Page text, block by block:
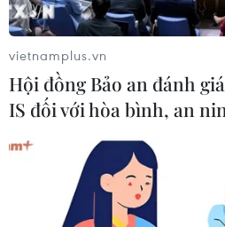
#Đắk Lắk #Lạng Sơn
#Mua
#Pháo nổ
#Cửa khẩu Quốc tế
Lạng Sơn
vietnamplus.vn
Hội đồng Bảo an đánh
IS đối với hòa bình, an